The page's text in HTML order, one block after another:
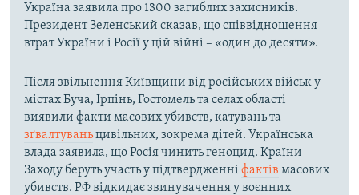
Україна заявила про 1300 загиблих захисників.
Президент Зеленський сказав, що співвідношення
втрат України і Росії у цій війні – «один до десяти».
Після звільнення Київщини від російських військ у
містах Буча, Ірпінь, Гостомель та селах області
виявили факти масових убивств, катувань та
зґвалтуваньцивільних, зокрема дітей. Українська
влада заявила, що Росія чинить геноцид. Країни
Заходу беруть участь у підтвердженні фактів масових
убивств. РФ відкидає звинувачення у воєнних